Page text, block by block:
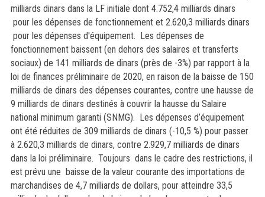
milliards dinars dans la LF initiale dont 4.752,4 milliards dinars
pour les dépenses de fonctionnement et 2.620,3 milliards dinars
pour les dépenses d'équipement. Les dépenses de
fonctionnement baissent (en dehors des salaires et transferts
sociaux) de 141 milliards de dinars (près de -3%) par rapport à la
loi de finances préliminaire de 2020, en raison de la baisse de 150
milliards de dinars des dépenses courantes, contre une hausse de
9 milliards de dinars destinés à couvrir la hausse du Salaire
national minimum garanti (SNMG). Les dépenses d’équipement
ont été réduites de 309 milliards de dinars (-10,5 %) pour passer
à 2.620,3 milliards de dinars, contre 2.929,7 milliards de dinars
dans la loi préliminaire. Toujours dans le cadre des restrictions, il
est prévu une baisse de la valeur courante des importations de
marchandises de 4,7 milliards de dollars, pour atteindre 33,5